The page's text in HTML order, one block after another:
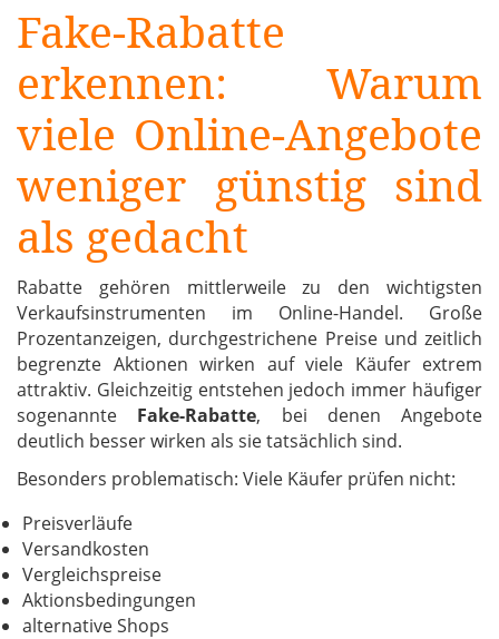
Fake-Rabatte
erkennen: Warum
viele Online-Angebote
weniger günstig sind
als gedacht
Rabatte gehören mittlerweile zu den wichtigsten
Verkaufsinstrumenten im Online-Handel. Große
Prozentanzeigen, durchgestrichene Preise und zeitlich
begrenzte Aktionen wirken auf viele Käufer extrem
attraktiv. Gleichzeitig entstehen jedoch immer häufiger
sogenannte Fake-Rabatte, bei denen Angebote
deutlich besser wirken als sie tatsächlich sind.
Besonders problematisch: Viele Käufer prüfen nicht:
Preisverläufe
Versandkosten
Vergleichspreise
Aktionsbedingungen
alternative Shops